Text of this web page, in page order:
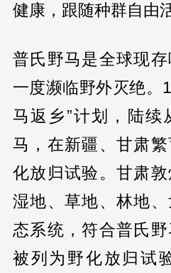
健康，跟随种群自由
普氏野马是全球现
一度濒临野外灭绝。
马返乡”计划，陆续
马，在新疆、甘肃
化放归试验。甘肃
湿地、草地、林地
态系统，符合普氏野
被列为野化放归试